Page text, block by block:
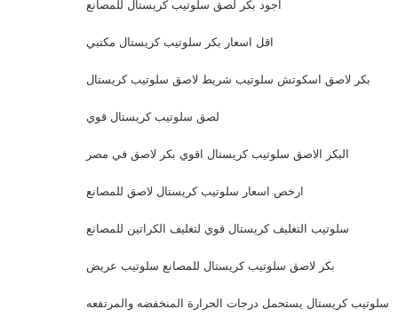
اجود بكر لصق سلوتيب كريستال للمصانع
اقل اسعار بكر سلوتيب كريستال مكتبي
بكر لاصق اسكوتش سلوتيب شريط لاصق سلوتيب كريستال
لصق سلوتيب كريستال قوي
البكر الاصق سلوتيب كريستال اقوي بكر لاصق في مصر
ارخص اسعار سلوتيب كريستال لاصق للمصانع
سلوتيب التغليف كريستال قوي لتغليف الكراتين للمصانع
بكر لاصق سلوتيب كريستال للمصانع سلوتيب عريض
سلوتيب كريستال يستحمل درجات الحرارة المنخفضه والمرتفعه